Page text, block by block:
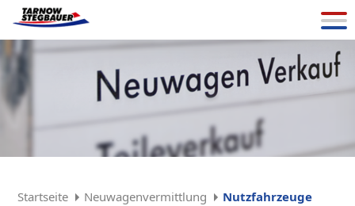
Startseite Neuwagenvermittlung Nutzfahrzeuge